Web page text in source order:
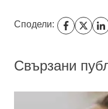
Сподели:
Свързани